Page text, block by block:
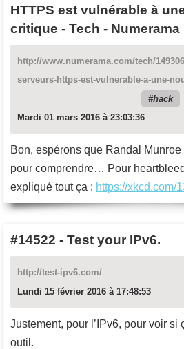
HTTPS est vulnérable à
critique - Tech - Numerama
http://www.numerama.com/tech/
serveurs-https-est-vulnerable-a-une-
hack
Mardi 01 mars 2016 à 23:03:36
Bon, espérons que Randal
pour comprendre… Pour
expliqué tout ça : https://xkcd.com/
#14522 - Test your IPv6.
http://test-ipv6.com/
Lundi 15 février 2016 à 17:48:53
Justement, pour l’IPv6, pour voir si
outil.